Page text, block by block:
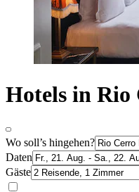
Hotels in
Wo soll’s hingehen?
Daten
Gäste